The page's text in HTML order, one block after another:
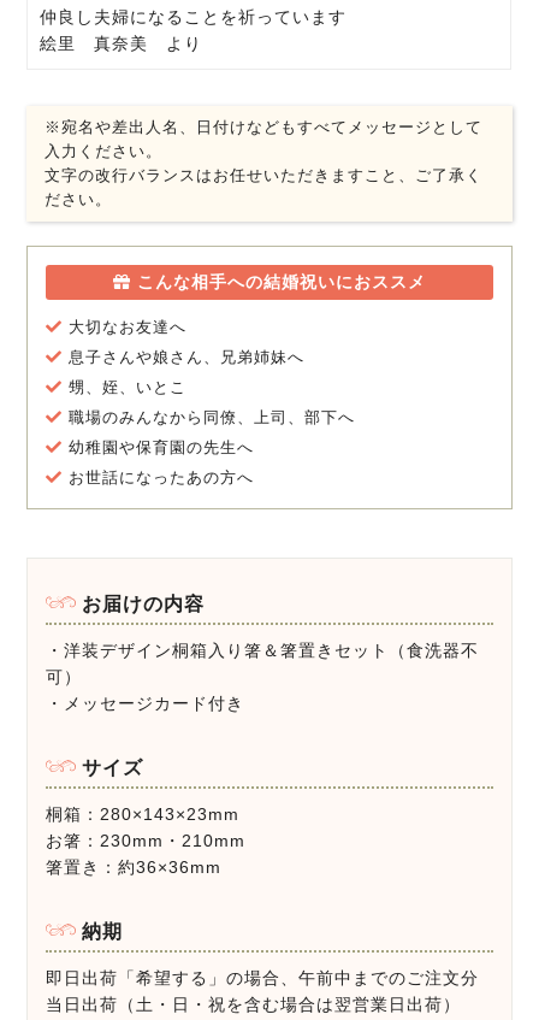
仲良し夫婦になることを祈っています
絵里 真奈美 より
※宛名や差出人名、日付けなどもすべてメッセージとして
入力ください。
文字の改行バランスはお任せいただきますこと、ご了承く
ださい。
こんな相手への結婚祝いにおススメ
大切なお友達へ
息子さんや娘さん、兄弟姉妹へ
甥、姪、いとこ
職場のみんなから同僚、上司、部下へ
幼稚園や保育園の先生へ
お世話になったあの方へ
お届けの内容
・洋装デザイン桐箱入り箸＆箸置きセット（食洗器不
可）
・メッセージカード付き
サイズ
桐箱：280×143×23mm
お箸：230mm・210mm
箸置き：約36×36mm
納期
即日出荷「希望する」の場合、午前中までのご注文分
当日出荷（土・日・祝を含む場合は翌営業日出荷）